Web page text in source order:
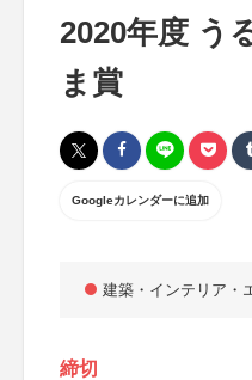
2020年度 う
ま賞
Googleカレンダーに追加
建築・インテリア・
締切